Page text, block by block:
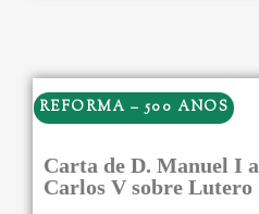
REFORMA – 500 ANOS
Carta de D. Manuel I a
Carlos V sobre Lutero